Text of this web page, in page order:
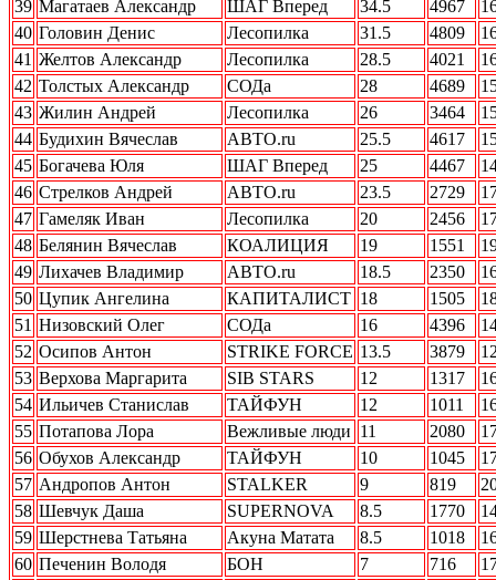
39 Магатаев Александр ШАГ Вперед 34.5 4967
40 Головин Денис Лесопилка 31.5 4809
41 Желтов Александр Лесопилка 28.5 4021
42 Толстых Александр СОДа 28 4689
43 Жилин Андрей Лесопилка 26 3464
44 Будихин Вячеслав АВТО.ru 25.5 4617
45 Богачева Юля ШАГ Вперед 25 4467
46 Стрелков Андрей АВТО.ru 23.5 2729
47 Гамеляк Иван Лесопилка 20 2456
48 Белянин Вячеслав КОАЛИЦИЯ 19 1551
49 Лихачев Владимир АВТО.ru 18.5 2350
50 Цупик Ангелина КАПИТАЛИСТ 18 1505
51 Низовский Олег СОДа 16 4396
52 Осипов Антон STRIKE FORCE 13.5 3879
53 Верхова Маргарита SIB STARS 12 1317
54 Ильичев Станислав ТАЙФУН 12 1011
55 Потапова Лора Вежливые люди 11 2080
56 Обухов Александр ТАЙФУН 10 1045
57 Андропов Антон STALKER 9 819
58 Шевчук Даша SUPERNOVA 8.5 1770
59 Шерстнева Татьяна Акуна Матата 8.5 1018
60 Печенин Володя БОН 7 716